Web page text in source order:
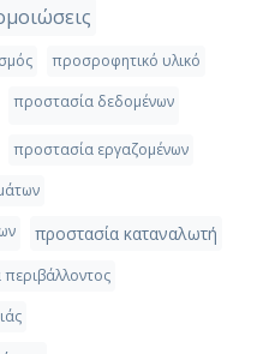
προσροφητικό υλικό
προστασία δεδομένων
προστασία εργαζομένων
προστασία καταναλωτή